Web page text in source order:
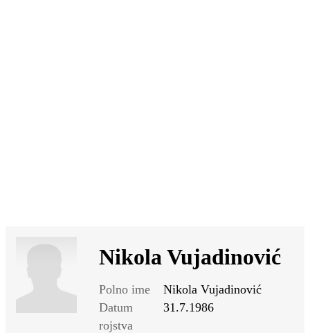
Nikola Vujadinović
Polno ime
Nikola Vujadinović
Datum
rojstva
31.7.1986